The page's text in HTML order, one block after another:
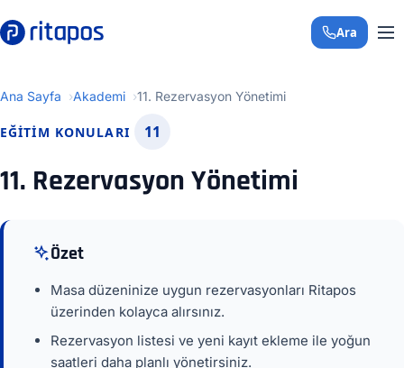
+90 850 308 29
Ara
Ana Sayfa Akademi 11. Rezervasyon Yönetimi
EĞITIM KONULARI 11
11. Rezervasyon Yönetimi
Özet
Masa düzeninize uygun rezervasyonları Ritapos
üzerinden kolayca alırsınız.
Rezervasyon listesi ve yeni kayıt ekleme ile yoğun
saatleri daha planlı yönetirsiniz.